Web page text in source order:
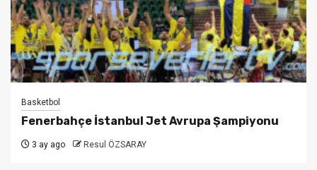
Basketbol
Fenerbahçe İstanbul Jet Avrupa Şampiyonu
3 ay ago Resul ÖZSARAY